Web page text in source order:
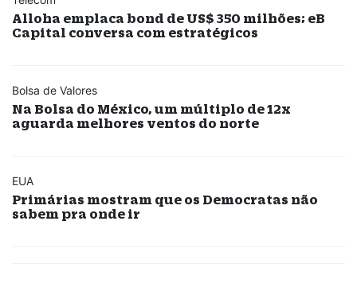
Alloha emplaca bond de US$ 350 milhões; eB
Capital conversa com estratégicos
Bolsa de Valores
Na Bolsa do México, um múltiplo de 12x
aguarda melhores ventos do norte
EUA
Primárias mostram que os Democratas não
sabem pra onde ir